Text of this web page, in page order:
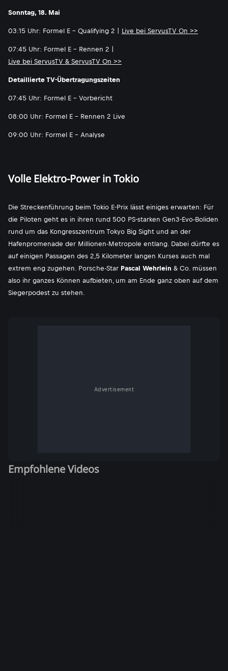
Sonntag, 18. Mai
03:15 Uhr: Formel E - Qualifying 2 | Live bei ServusTV On >>
07:45 Uhr: Formel E - Rennen 2 |
Live bei ServusTV & ServusTV On >>
Detaillierte TV-Übertragungszeiten
07:45 Uhr: Formel E - Vorbericht
08:00 Uhr: Formel E - Rennen 2 Live
09:00 Uhr: Formel E - Analyse
Volle Elektro-Power in Tokio
Die Streckenführung beim Tokio E-Prix lässt einiges erwarten: Für
die Piloten geht es in ihren rund 500 PS-starken Gen3-Evo-Boliden
rund um das Kongresszentrum Tokyo Big Sight und an der
Hafenpromenade der Millionen-Metropole entlang. Dabei dürfte es
auf einigen Passagen des 2,5 Kilometer langen Kurses auch mal
extrem eng zugehen. Porsche-Star Pascal Wehrlein & Co. müssen
also ihr ganzes Können aufbieten, um am Ende ganz oben auf dem
Siegerpodest zu stehen.
Advertisement
Empfohlene Videos